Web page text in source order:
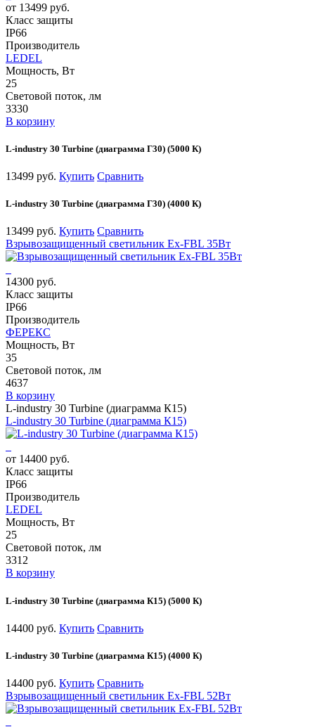
от 13499 руб.
Класс защиты
IP66
Производитель
LEDEL
Мощность, Вт
25
Световой поток, лм
3330
В корзину
L-industry 30 Turbine (диаграмма Г30) (5000 К)
13499 руб. Купить Сравнить
L-industry 30 Turbine (диаграмма Г30) (4000 К)
13499 руб. Купить Сравнить
Взрывозащищенный светильник Ex-FBL 35Вт
14300 руб.
Класс защиты
IP66
Производитель
ФЕРЕКС
Мощность, Вт
35
Световой поток, лм
4637
В корзину
L-industry 30 Turbine (диаграмма К15)
L-industry 30 Turbine (диаграмма К15)
от 14400 руб.
Класс защиты
IP66
Производитель
LEDEL
Мощность, Вт
25
Световой поток, лм
3312
В корзину
L-industry 30 Turbine (диаграмма К15) (5000 К)
14400 руб. Купить Сравнить
L-industry 30 Turbine (диаграмма К15) (4000 К)
14400 руб. Купить Сравнить
Взрывозащищенный светильник Ex-FBL 52Вт